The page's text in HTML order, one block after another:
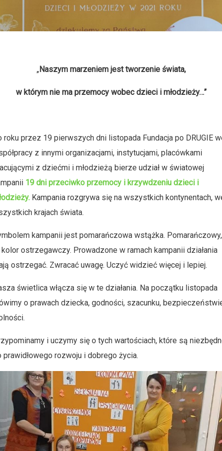
„Naszym marzeniem jest tworzenie świata,
w którym nie ma przemocy wobec dzieci i młodzieży…”
roku przez 19 pierwszych dni listopada Fundacja po DRUGIE
z innymi organizacjami, instytucjami, placówkami
z dziećmi i młodzieżą bierze udział w światowej
19 dni przeciwko przemocy i krzywdzeniu dzieci i
Kampania rozgrywa się na wszystkich kontynentach,
krajach świata.
kampanii jest pomarańczowa wstążka. Pomarańczowy,
ostrzegawczy. Prowadzone w ramach kampanii działania
ostrzegać. Zwracać uwagę. Uczyć widzieć więcej i lepiej.
świetlica włącza się w te działania. Na początku listopada
o prawach dziecka, godności, szacunku,
i uczymy się o tych wartościach, które są
prawidłowego rozwoju i dobrego życia.